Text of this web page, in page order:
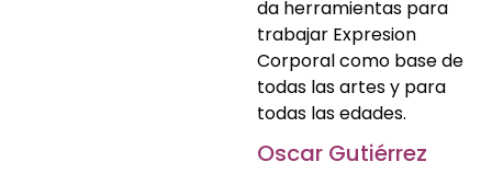
da herramientas para
trabajar Expresion
Corporal como base de
todas las artes y para
todas las edades.
Oscar Gutiérrez